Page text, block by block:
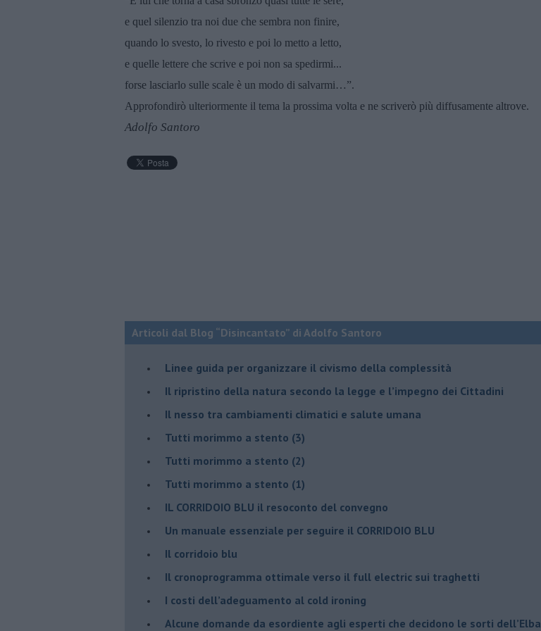
e quel silenzio tra noi due che sembra non finire,
quando lo svesto, lo rivesto e poi lo metto a letto,
e quelle lettere che scrive e poi non sa spedirmi...
forse lasciarlo sulle scale è un modo di salvarmi…”.
Approfondirò ulteriormente il tema la prossima volta e ne scriverò più diffusamente altrove.
Adolfo Santoro
Articoli dal Blog “Disincantato” di Adolfo Santoro
​Linee guida per organizzare il civismo della complessità
​Il ripristino della natura secondo la legge e l’impegno dei Cittadini
Il nesso tra cambiamenti climatici e salute umana
Tutti morimmo a stento (3)
Tutti morimmo a stento (2)
​Tutti morimmo a stento (1)
IL CORRIDOIO BLU il resoconto del convegno
Un manuale essenziale per seguire il CORRIDOIO BLU
Il corridoio blu
​Il cronoprogramma ottimale verso il full electric sui traghetti
​I costi dell’adeguamento al cold ironing
Alcune domande da esordiente agli esperti che decidono le sorti dell’Elba